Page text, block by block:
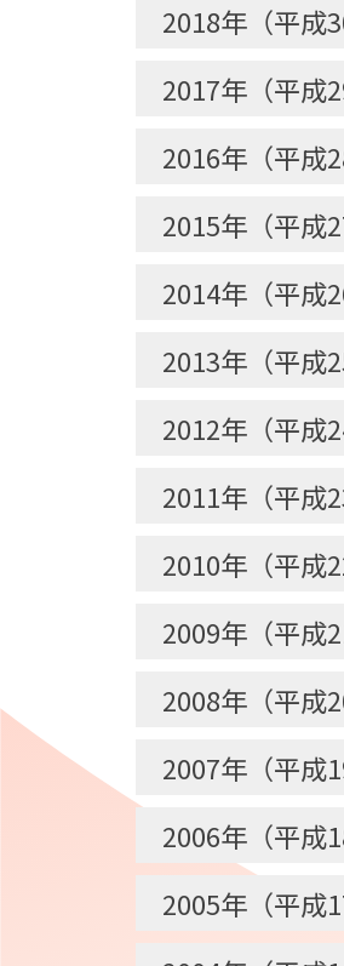
2018年（平成
2017年（平成
2016年（平成
2015年（平成
2014年（平成
2013年（平成
2012年（平成
2011年（平成
2010年（平成
2009年（平成
2008年（平成
2007年（平成
2006年（平成
2005年（平成